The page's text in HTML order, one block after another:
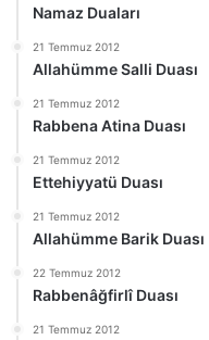
Namaz Duaları
21 Temmuz 2012
Allahümme Salli Duası
21 Temmuz 2012
Rabbena Atina Duası
21 Temmuz 2012
Ettehiyyatü Duası
21 Temmuz 2012
Allahümme Barik Duası
22 Temmuz 2012
Rabbenâğfirlî Duası
21 Temmuz 2012